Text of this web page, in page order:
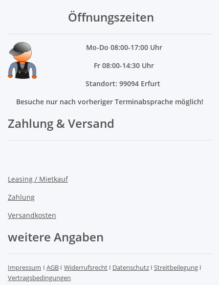
Öffnungszeiten
Mo-Do 08:00-17:00 Uhr
Fr 08:00-14:30 Uhr
Standort: 99094 Erfurt
Besuche nur nach vorheriger Terminabsprache möglich!
Zahlung & Versand
Leasing / Mietkauf
Zahlung
Versandkosten
weitere Angaben
Impressum I AGB I Widerrufsrecht I Datenschutz I Streitbeilegung I
Vertragsbedingungen